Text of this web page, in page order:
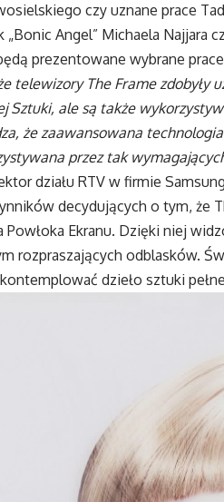
czy uznane prace
„Bonic Angel” Michaela Najjara
prezentowane wybrane
telewizory The Frame
Sztuki, ale są także
że zaawansowana
przez tak
działu RTV w firmie
decydujących o tym, że
Powłoka Ekranu. Dzięki niej
rozpraszających odblasków.
dzieło sztuki